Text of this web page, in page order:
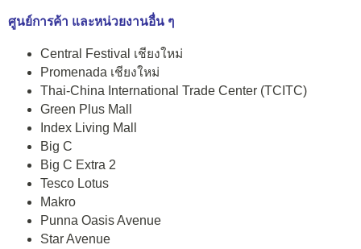
ศูนย์การค้า และหน่วยงานอื่น ๆ
Central Festival เชียงใหม่
Promenada เชียงใหม่
Thai-China International Trade Center (TCITC)
Green Plus Mall
Index Living Mall
Big C
Big C Extra 2
Tesco Lotus
Makro
Punna Oasis Avenue
Star Avenue